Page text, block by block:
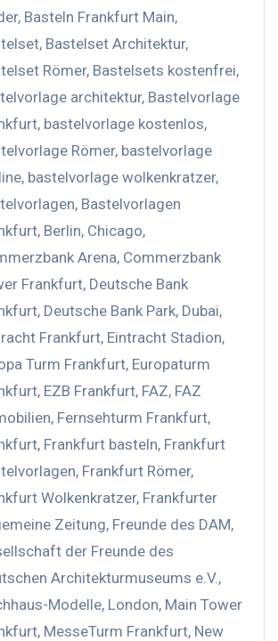
, Basteln Frankfurt Main,
, Bastelset Architektur,
Römer, Bastelsets kostenfrei,
architektur, Bastelvorlage
, bastelvorlage kostenlos,
Römer, bastelvorlage
, bastelvorlage wolkenkratzer,
, Bastelvorlagen
, Berlin, Chicago,
Arena, Commerzbank
Frankfurt, Deutsche Bank
, Deutsche Bank Park, Dubai,
Frankfurt, Eintracht Stadion,
Turm Frankfurt, Europaturm
, EZB Frankfurt, FAZ, FAZ
, Fernsehturm Frankfurt,
, Frankfurt basteln, Frankfurt
, Frankfurt Römer,
Wolkenkratzer, Frankfurter
Zeitung, Freunde des DAM,
der Freunde des
Architekturmuseums e.V.,
Modelle, London, Main Tower
, MesseTurm Frankfurt, New